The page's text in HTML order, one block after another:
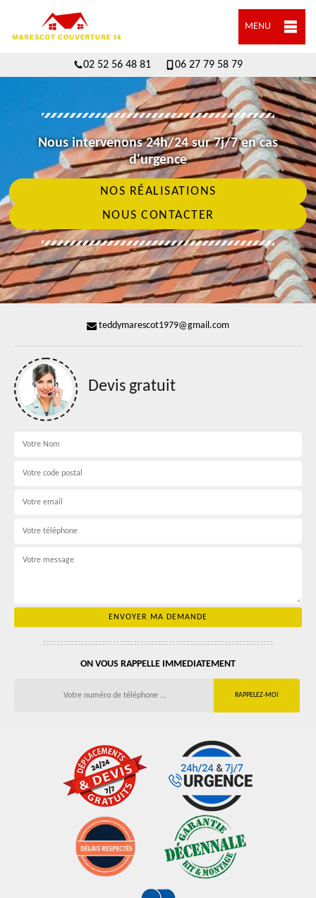
MENU
02 52 56 48 81 06 27 79 58 79
Nous intervenons 24h/24 sur 7j/7 en cas
d'urgence
NOS RÉALISATIONS
NOUS CONTACTER
teddymarescot1979@gmail.com
Devis gratuit
ON VOUS RAPPELLE IMMEDIATEMENT